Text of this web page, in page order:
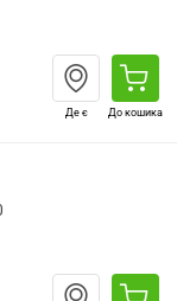
Де є До кошика